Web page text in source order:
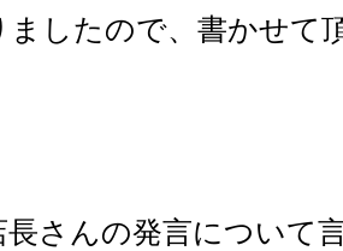
ましたので、書かせて
長さんの発言について